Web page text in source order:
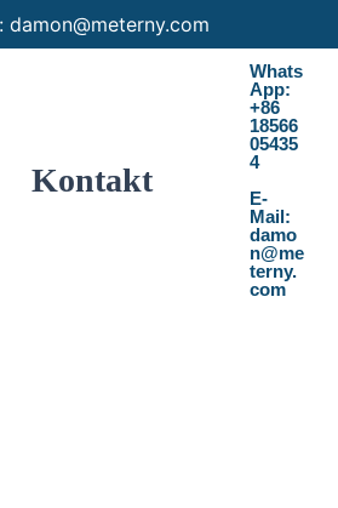
Kontakt
Whats
App:
+86
18566
05435
4
E-
Mail:
damo
n@me
terny.
com